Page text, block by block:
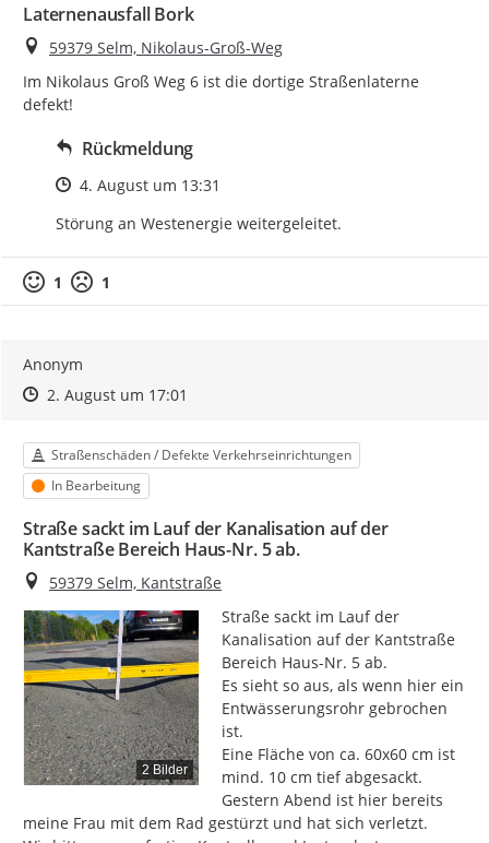
Laternenausfall Bork
Ort
59379 Selm, Nikolaus-Groß-Weg
Im Nikolaus Groß Weg 6 ist die dortige Straßenlaterne
defekt!
Rückmeldung
Zeitpunkt des Erstellens
4. August um 13:31
Störung an Westenergie weitergeleitet.
1 1
Anonym
Zeitpunkt des Erstellens
Zeitpunkt des Erstellens
2. August um 17:01
Kategorie
Straßenschäden / Defekte Verkehrseinrichtungen
Status
In Bearbeitung
Straße sackt im Lauf der Kanalisation auf der
Kantstraße Bereich Haus-Nr. 5 ab.
Ort
59379 Selm, Kantstraße
2 Bilder
Straße sackt im Lauf der
Kanalisation auf der Kantstraße
Bereich Haus-Nr. 5 ab.
Es sieht so aus, als wenn hier ein
Entwässerungsrohr gebrochen
ist.
Eine Fläche von ca. 60x60 cm ist
mind. 10 cm tief abgesackt.
Gestern Abend ist hier bereits
meine Frau mit dem Rad gestürzt und hat sich verletzt.